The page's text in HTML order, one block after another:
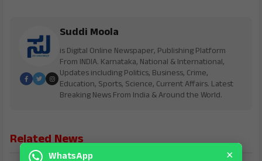
Suddi Moola
is Digital Online Newspaper, Publishing Platform
From INDIA. Karnataka, National & International,
Updates including Politics, Business, Crime,
Education, Sports, Science, Current Affairs. Latest
Breaking News From India & Around the World.
Related News
WhatsApp ×